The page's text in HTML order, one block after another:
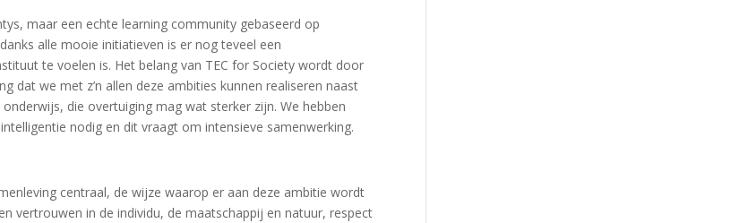
maar een echte learning community gebaseerd op
alle mooie initiatieven is er nog teveel een
te voelen is. Het belang van TEC for Society wordt door
dat we met z’n allen deze ambities kunnen realiseren naast
die overtuiging mag wat sterker zijn. We hebben
nodig en dit vraagt om intensieve samenwerking.
centraal, de wijze waarop er aan deze ambitie wordt
vertrouwen in de individu, de maatschappij en natuur, respect